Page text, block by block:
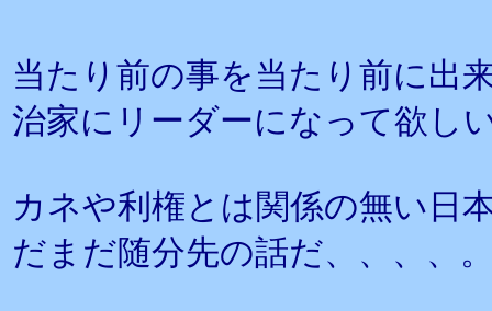
当たり前の事を当たり前に出
治家にリーダーになって欲し
カネや利権とは関係の無い日
だまだ随分先の話だ、、、、